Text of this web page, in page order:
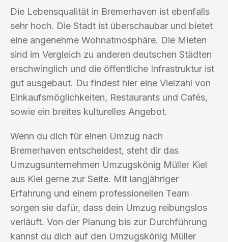
Die Lebensqualität in Bremerhaven ist ebenfalls
sehr hoch. Die Stadt ist überschaubar und bietet
eine angenehme Wohnatmosphäre. Die Mieten
sind im Vergleich zu anderen deutschen Städten
erschwinglich und die öffentliche Infrastruktur ist
gut ausgebaut. Du findest hier eine Vielzahl von
Einkaufsmöglichkeiten, Restaurants und Cafés,
sowie ein breites kulturelles Angebot.
Wenn du dich für einen Umzug nach
Bremerhaven entscheidest, steht dir das
Umzugsunternehmen Umzugskönig Müller Kiel
aus Kiel gerne zur Seite. Mit langjähriger
Erfahrung und einem professionellen Team
sorgen sie dafür, dass dein Umzug reibungslos
verläuft. Von der Planung bis zur Durchführung
kannst du dich auf den Umzugskönig Müller